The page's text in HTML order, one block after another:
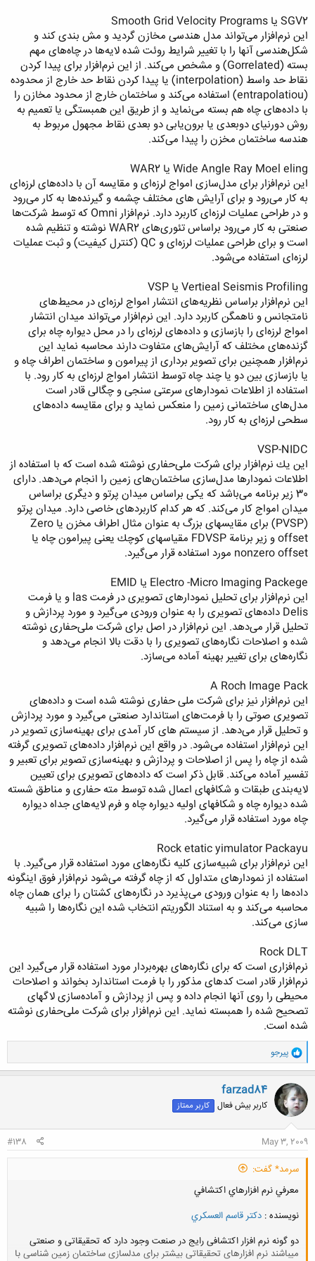
SGV2 يا Smooth Grid Velocity Programs
این نرم‌افزار می‌تواند مدل هندسی مخازن گردید و مش بندی كند و
شكل‌هندسی آنها را با تغییر شرایط روئت شده لایه‌ها در چاه‌های مهم
بسته (Gorrelated) و مشخص می‌كند. از این نرم‌افزار برای پیدا كردن
نقاط حد واسط (interpolation) یا پیدا كردن نقاط حد خارج از محدوده
(entrapolatiou) استفاده می‌كند و ساختمان خارج از محدود مخازن را
با داده‌های چاه هم بسته می‌نماید و از طریق این همبستگی یا تعمیم به
روش دورنیای دوبعدی یا برون‌یابی دو بعدی نقاط مجهول مربوط به
هندسه ساختمان مخزن را پیدا می‌كند.
Wide Angle Ray Moel eling يا WAR2
این نرم‌افزار برای مدل‌سازی امواج لرزه‌ای و مقایسه آن با داده‌های لرزه‌ای
به كار می‌رود و برای آرایش ‌های مختلف چشمه و گیرنده‌ها به كار می‌رود
و در طراحی عملیات لرزه‌ای كاربرد دارد. نرم‌افزار Omni كه توسط شركت‌ها
صنعتی به كار می‌رود براساس تئوری‌های WAR2 نوشته و تنظیم شده
است و برای طراحی عملیات لرزه‌ای و QC (كنترل كیفیت) و ثبت عملیات
لرزه‌ای استفاده می‌شود.
Vertieal Seismis Profiling يا VSP
این نرم‌افزار براساس نظریه‌های انتشار امواج لرزه‌ای در محیط‌های
نامتجانس و ناهمگن كاربرد دارد. این نرم‌افزار می‌تواند میدان انتشار
امواج لرزه‌ای را بازسازی و داده‌های لرزه‌ای را در محل دیواره چاه برای
گزنده‌های مختلف كه آرایش‌های متفاوت دارند محاسبه نماید این
نرم‌افزار همچنین برای تصویر برداری از پیرامون و ساختمان اطراف چاه و
یا بازسازی بین دو یا چند چاه توسط انتشار امواج لرزه‌ای به كار رود. با
استفاده از اطلاعات نمودارهای سرعتی سنجی و چگالی قادر است
مدل‌های ساختمانی زمین را منعكس نماید و برای مقایسه داده‌های
سطحی لرزه‌ای به كار رود.
VSP-NIDC
این یك نرم‌افزار برای شركت ملی‌حفاری نوشته شده است كه با استفاده از
اطلاعات نمودار‌ها مدل‌سازی ساختمان‌های زمین را انجام می‌دهد. دارای
30 زیر برنامه می‌باشد كه یكی براساس میدان پرتو و دیگری براساس
میدان امواج كار می‌كند. كه هر كدام كاربردهای خاصی دارد. میدان پرتو
(PVSP) برای مقایسهای بزرگ به عنوان مثال اطراف مخزن یا Zero
offset و زیر برنامة FDVSP مقیاسهای كوچك یعنی پیرامون چاه یا
nonzero offset مورد استفاده قرار می‌گیرد.
Electro -Micro Imaging Packege يا EMID
این نرم‌افزار برای تحلیل نمودارهای تصویری در فرمت las و یا فرمت
Delis داده‌های تصویری را به عنوان ورودی می‌گیرد و مورد پردازش و
تحلیل قرار می‌دهد. این نرم‌افزار در اصل برای شركت ملی‌حفاری نوشته
شده و اصلاحات نگاره‌های تصویری را با دقت بالا انجام می‌دهد و
نگاره‌های برای تغییر بهینه آماده می‌سازد.
A Roch Image Pack
این نرم‌افزار نیز برای شركت ملی ‌حفاری نوشته شده است و داده‌های
تصویری صوتی را با فرمت‌های استاندارد صنعتی می‌گیرد و مورد پردازش
و تحلیل قرار می‌دهد. از سیستم های كار آمدی برای بهینه‌سازی تصویر در
این نرم‌افزار استفاده می‌شود. در واقع این نرم‌افزار داده‌های تصویری گرفته
شده از چاه‌ را پس از اصلاحات و پردازش و بهینه‌سازی تصویر برای تعبیر و
تفسیر آماده می‌كند. قابل ذكر است كه داده‌های تصویری برای تعیین
لایه‌بندی طبقات و شكافهای اعمال شده توسط مته حفاری و مناطق شسته
شده دیواره چاه و شكافهای اولیه دیواره چاه و فرم لایه‌های جداه دیواره
چاه مورد استفاده قرار می‌گیرد.
Rock etatic yimulator Packayu
این نرم‌افزار برای شبیه‌سازی كلیه نگاره‌های مورد استفاده قرار می‌گیرد. با
استفاده از نمودارهای متداول كه از چاه گرفته می‌شود نرم‌افزار فوق اینگونه
داده‌ها را به عنوان ورودی می‌پذیرد در نگاره‌های كشتان را برای همان چاه
محاسبه می‌كند و به استناد الگوریتم انتخاب شده این نگاره‌ها را شبیه
سازی می‌كند.
Rock DLT
نرم‌افزاری است كه برای نگاره‌های بهره‌بردار مورد استفاده قرار می‌گیرد این
نرم‌افزار قادر است کدهای مذكور را با فرمت استاندارد بخواند و اصلاحات
محیطی را روی آنها انجام داده و پس از پردازش و آماده‌سازی لاگهای
تصحیح شده را همبسته نماید. این نرم‌افزار برای شركت ملی‌حفاری نوشته
شده است.
و
ا
ک
ن
ش
ه
ا
پیرجو
farzad84
کاربر بیش فعال کاربر ممتاز
May 3, 2009
#138
سرمد* گفت:
معرفي نرم افزارهاي اكتشافي
نويسنده : دکتر قاسم العسکري
دو گونه نرم افزار اكتشافی رایج در صنعت وجود دارد كه تحقیقاتی و صنعتی
میباشند نرم افزارهای تحقیقاتی بیشتر برای مدلسازی ساختمان زمین شناسی با